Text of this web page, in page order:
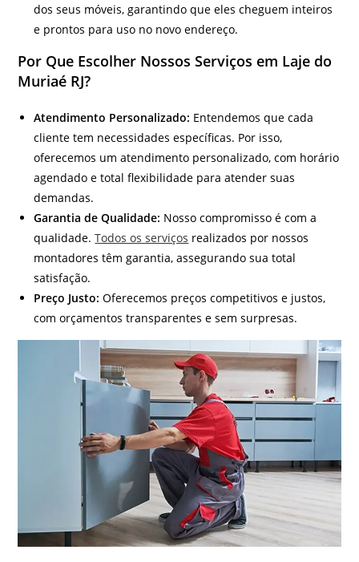
dos seus móveis, garantindo que eles cheguem inteiros
e prontos para uso no novo endereço.
Por Que Escolher Nossos Serviços em Laje do
Muriaé RJ?
Atendimento Personalizado: Entendemos que cada
cliente tem necessidades específicas. Por isso,
oferecemos um atendimento personalizado, com horário
agendado e total flexibilidade para atender suas
demandas.
Garantia de Qualidade: Nosso compromisso é com a
qualidade.Todos os serviços realizados por nossos
montadores têm garantia, assegurando sua total
satisfação.
Preço Justo: Oferecemos preços competitivos e justos,
com orçamentos transparentes e sem surpresas.